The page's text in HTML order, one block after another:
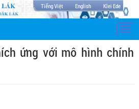
Tiếng Việt English Klei Ede
ứng với mô hình chính